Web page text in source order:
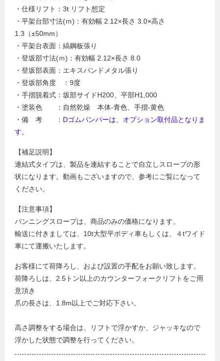
・仕様リフト：3t リフト想定
・平架台部寸法(ｍ)：有効幅 2.12×長さ 3.0×高さ
1.3（±50mm）
・平架台表面：縞鋼板張り
・登坂部寸法(ｍ)：有効幅 2.12×長さ 8.0
・登坂部表面：エキスパンドメタル張り
・登坂部角度 ：9度
・手摺脱着式：坂部サイドH200、平部H1,000
・塗装色 ：自然乾燥 本体-青色、手摺-黄色
・備 考 ： Dゴムバンパーは、オプション取付品となりま
す。
【補足説明】
連結式タイプは、製品を連結することで自立しスロープの形
状になります。動画もございますので、参考にご覧になって
ください。
【注意事項】
バンニングスロープは、商品のみの価格になります。
輸送に付きましては、10t大型平ボディ車もしくは、４tワイド
車にて運搬いたします。
お客様にて荷降ろし、および設置の手配をお願い致します。
荷降ろしは、2.5トン以上のカウンターフォークリフトをご用
意頂き
爪の長さは、1.8m以上でご対応下さい。
高さ調整をする場合は、リフトで浮かすか、ジャッキなので
浮かした状態で調整を行ってください。